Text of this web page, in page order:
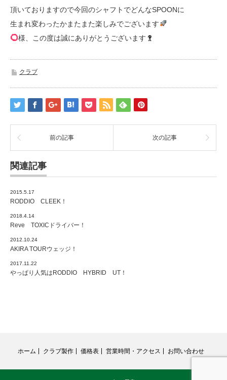
頂いておりますので今回のシャフトでどんなSPOONに
生まれ変わったかまたまた楽しみでございます
様、この度は誠にありがとうございます
クラブ
前の記事 次の記事
関連記事
2015.5.17
RODDIO CLEEK！
2018.4.14
Reve TOXICドライバー！
2012.10.24
AKIRA TOURウェッジ！
2017.11.22
やっぱり人気はRODDIO HYBRID UT！
ホーム クラブ製作 価格表 営業時間・アクセス お問い合わせ